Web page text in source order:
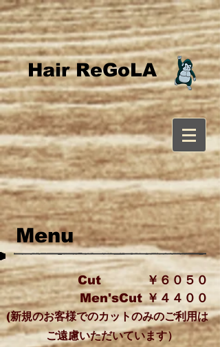
Hair ReGoLA
Menu
Cut ￥６０５０
Men'sCut ￥４４００
(新規のお客様でのカットのみのご利用は
ご遠慮いただいています）